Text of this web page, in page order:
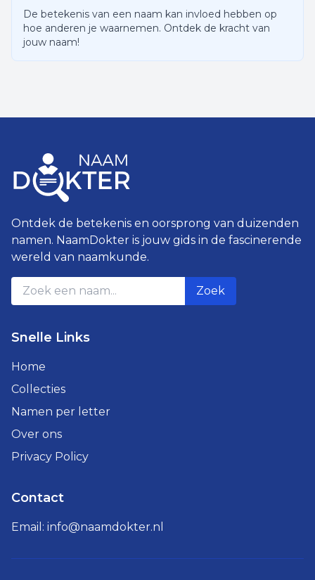
De betekenis van een naam kan invloed hebben op
hoe anderen je waarnemen. Ontdek de kracht van
jouw naam!
Ontdek de betekenis en oorsprong van duizenden
namen. NaamDokter is jouw gids in de fascinerende
wereld van naamkunde.
Zoek
Snelle Links
Home
Collecties
Namen per letter
Over ons
Privacy Policy
Contact
Email: info@naamdokter.nl